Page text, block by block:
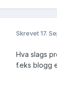
Skrevet17.
Hva slags
f.eks blogg